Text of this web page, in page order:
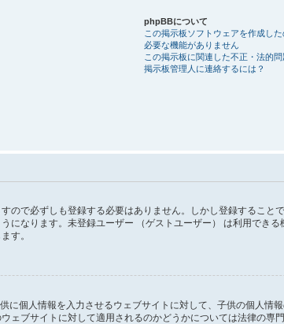
phpBBについて
この掲示板ソフトウェアを作成した
必要な機能がありません
この掲示板に関連した不正・法的
掲示板管理人に連絡するには？
ので必ずしも登録する必要はありません。しかし登録すること
になります。未登録ユーザー （ゲストユーザー） は利用でき
す。
に個人情報を入力させるウェブサイトに対して、子供の個人情
ェブサイトに対して適用されるのかどうかについては法律の